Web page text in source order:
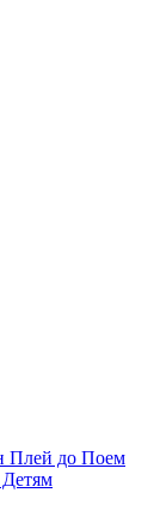
Плей до Поем